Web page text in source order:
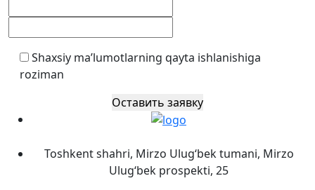
Shaxsiy ma’lumotlarning qayta ishlanishiga
roziman
Оставить заявку
Toshkent shahri, Mirzo Ulug‘bek tumani, Mirzo
Ulug‘bek prospekti, 25